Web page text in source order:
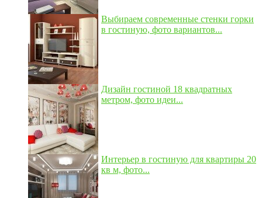
Выбираем современные стенки горки
в гостиную, фото вариантов...
Дизайн гостиной 18 квадратных
метром, фото идеи...
Интерьер в гостиную для квартиры 20
кв м, фото...